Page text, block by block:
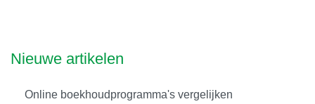
Nieuwe artikelen
Online boekhoudprogramma's vergelijken